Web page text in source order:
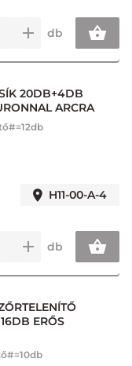
db
20DB+4DB
ARCRA
H11-00-A-4
db
ERŐS